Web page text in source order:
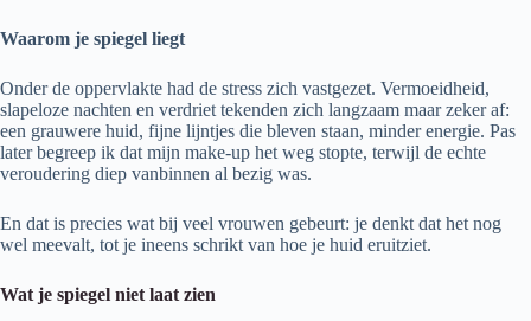
Waarom je spiegel liegt
Onder de oppervlakte had de stress zich vastgezet. Vermoeidheid,
slapeloze nachten en verdriet tekenden zich langzaam maar zeker af:
een grauwere huid, fijne lijntjes die bleven staan, minder energie. Pas
later begreep ik dat mijn make-up het weg stopte, terwijl de echte
veroudering diep vanbinnen al bezig was.
En dat is precies wat bij veel vrouwen gebeurt: je denkt dat het nog
wel meevalt, tot je ineens schrikt van hoe je huid eruitziet.
Wat je spiegel niet laat zien